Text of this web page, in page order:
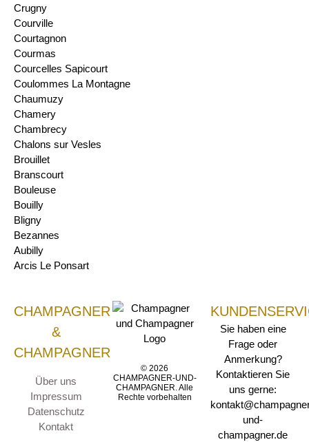
Crugny
Courville
Courtagnon
Courmas
Courcelles Sapicourt
Coulommes La Montagne
Chaumuzy
Chamery
Chambrecy
Chalons sur Vesles
Brouillet
Branscourt
Bouleuse
Bouilly
Bligny
Bezannes
Aubilly
Arcis Le Ponsart
CHAMPAGNER
&
CHAMPAGNER
Über uns
Impressum
Datenschutz
Kontakt
© 2026
CHAMPAGNER-UND-
CHAMPAGNER. Alle
Rechte vorbehalten
Sie haben eine
Frage oder
Anmerkung?
Kontaktieren Sie
uns gerne:
und-
champagner.de